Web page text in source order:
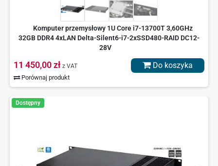
Komputer przemysłowy 1U Core i7-13700T 3,60GHz
32GB DDR4 4xLAN Delta-Silent6-i7-2xSSD480-RAID DC12-
28V
11 450,00 zł z VAT
Porównaj produkt
Do koszyka
Dostępny